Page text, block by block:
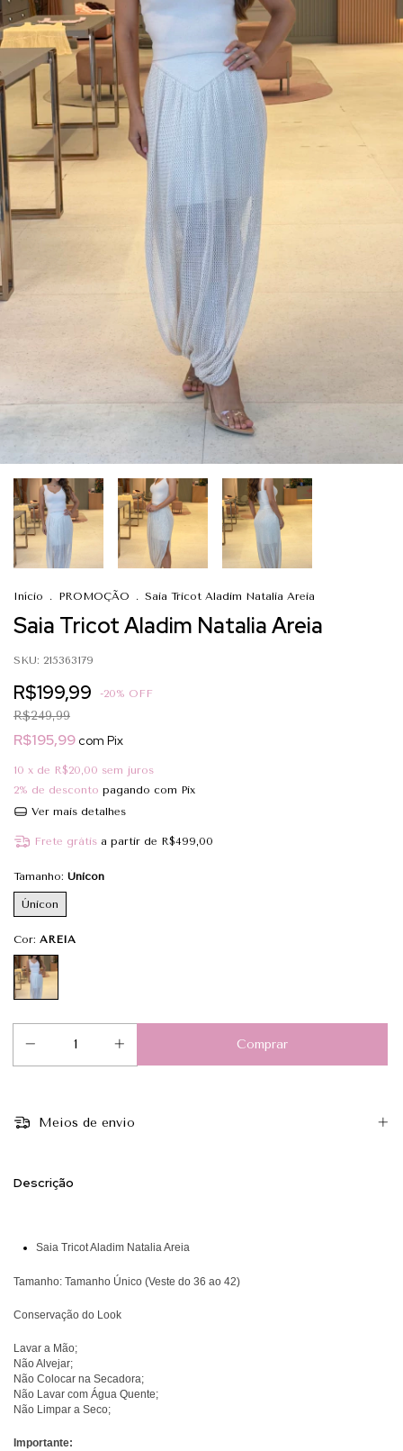
Início . PROMOÇÃO . Saia Tricot Aladim Natalia Areia
Saia Tricot Aladim Natalia Areia
SKU: 215363179
R$199,99 -20% OFF
R$249,99
R$195,99 com Pix
10 x de R$20,00 sem juros
2% de desconto pagando com Pix
Ver mais detalhes
Frete grátis a partir de R$499,00
Tamanho: Únicon
Únicon
Cor: AREIA
Meios de envio
Descrição
Saia Tricot Aladim Natalia Areia
Tamanho: Tamanho Único (Veste do 36 ao 42)
Conservação do Look
Lavar a Mão;
Não Alvejar;
Não Colocar na Secadora;
Não Lavar com Água Quente;
Não Limpar a Seco;
Importante: